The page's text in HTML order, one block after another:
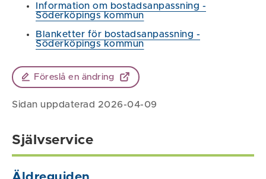
Information om bostadsanpassning -
Söderköpings kommun
Blanketter för bostadsanpassning -
Söderköpings kommun
Föreslå en ändring
Sidan uppdaterad 2026-04-09
Självservice